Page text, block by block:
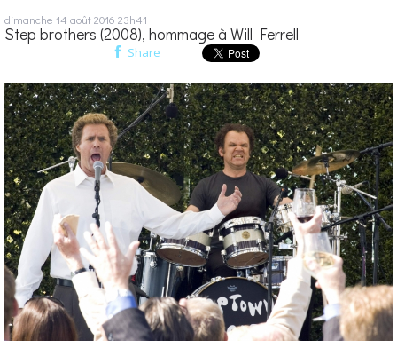
dimanche 14 août 2016 23h41
Step brothers (2008), hommage à Will Ferrell
Share